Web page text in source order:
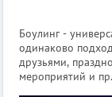
Боулинг -
одинаково
друзьями,
мероприятий и